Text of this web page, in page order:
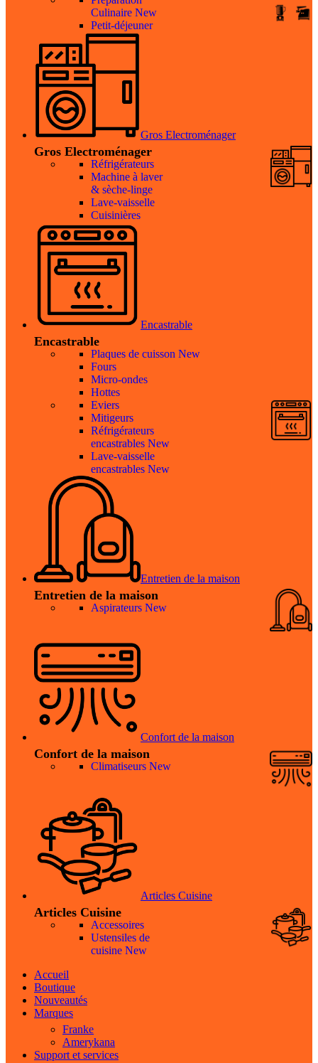
Culinaire New
Petit-déjeuner
Gros Electroménager
Gros Electroménager
Réfrigérateurs
Machine à laver
& sèche-linge
Lave-vaisselle
Cuisinières
Encastrable
Encastrable
Plaques de cuisson New
Fours
Micro-ondes
Hottes
Eviers
Mitigeurs
Réfrigérateurs
encastrables New
Lave-vaisselle
encastrables New
Entretien de la maison
Entretien de la maison
Aspirateurs New
Confort de la maison
Confort de la maison
Climatiseurs New
Articles Cuisine
Articles Cuisine
Accessoires
Ustensiles de
cuisine New
Accueil
Boutique
Nouveautés
Marques
Franke
Amerykana
Support et services